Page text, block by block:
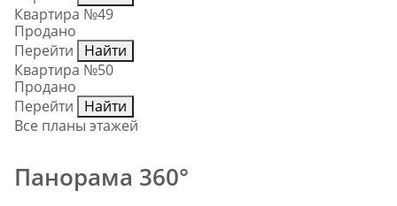
Квартира №49
Продано
Перейти
Найти
Квартира №50
Продано
Перейти
Найти
Все планы этажей
Панорама 360°